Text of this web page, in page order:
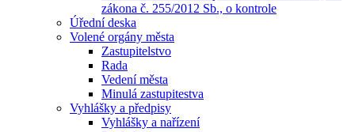
zákona č. 255/2012 Sb., o kontrole
Úřední deska
Volené orgány města
Zastupitelstvo
Rada
Vedení města
Minulá zastupitestva
Vyhlášky a předpisy
Vyhlášky a nařízení